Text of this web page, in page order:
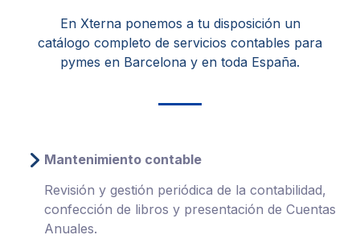
En Xterna ponemos a tu disposición un
catálogo completo de servicios contables para
pymes en Barcelona y en toda España.
Mantenimiento contable
Revisión y gestión periódica de la contabilidad,
confección de libros y presentación de Cuentas
Anuales.